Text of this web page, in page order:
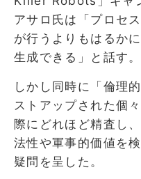
アサロ氏は「プロセ
が行うよりもはるか
生成できる」と話す。
しかし同時に「倫理
ストアップされた個
際にどれほど精査し
法性や軍事的価値を
疑問を呈した。